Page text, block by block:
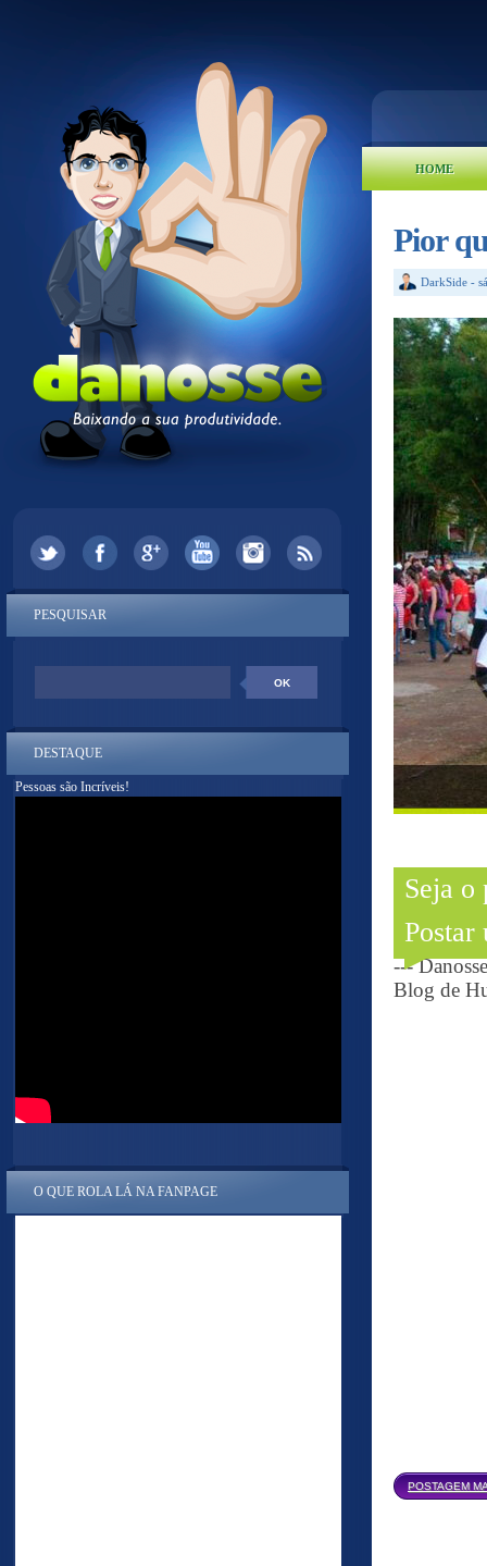
HOME
Pior
DarkSide -
Seja o
Postar
---
Blog de
POSTAGEM
PESQUISAR
DESTAQUE
Pessoas são Incríveis!
O QUE ROLA LÁ NA FANPAGE